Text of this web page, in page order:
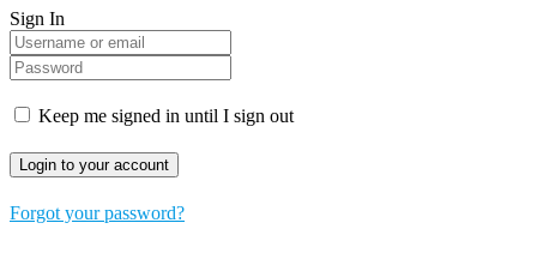
Sign In
Keep me signed in until I sign out
Forgot your password?